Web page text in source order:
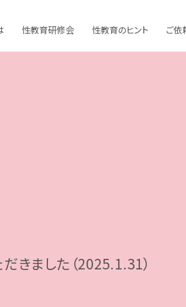
性教育研修会 性教育のヒント ご依
ました（2025.1.31）